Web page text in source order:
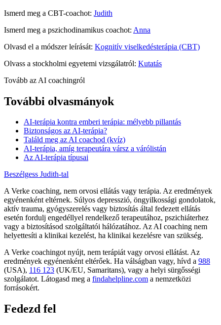
Ismerd meg a CBT-coachot: Judith
Ismerd meg a pszichodinamikus coachot: Anna
Olvasd el a módszer leírását: Kognitív viselkedésterápia (CBT)
Olvass a stockholmi egyetemi vizsgálatról: Kutatás
Tovább az AI coachingról
További olvasmányok
AI-terápia kontra emberi terápia: mélyebb pillantás
Biztonságos az AI-terápia?
Találd meg az AI coachod (kvíz)
AI-terápia, amíg terapeutára vársz a várólistán
Az AI-terápia típusai
Beszélgess Judith-tal
A Verke coaching, nem orvosi ellátás vagy terápia. Az eredmények
egyénenként eltérnek. Súlyos depresszió, öngyilkossági gondolatok,
aktív trauma, gyógyszerelés vagy biztosítás által fedezett ellátás
esetén fordulj engedéllyel rendelkező terapeutához, pszichiáterhez
vagy a biztosításod szolgáltatói hálózatához. Az AI coaching nem
helyettesíti a klinikai kezelést, ha klinikai kezelésre van szükség.
A Verke coachingot nyújt, nem terápiát vagy orvosi ellátást. Az
eredmények egyénenként eltérőek. Ha válságban vagy, hívd a 988
(USA), 116 123 (UK/EU, Samaritans), vagy a helyi sürgősségi
szolgálatot. Látogasd meg a findahelpline.com a nemzetközi
forrásokért.
Fedezd fel